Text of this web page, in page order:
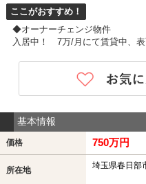
ここがおすすめ！
◆オーナーチェンジ物件
入居中！ 7万/月にて賃貸中、
基本情報
価格 750万円
所在地 埼玉県春日部